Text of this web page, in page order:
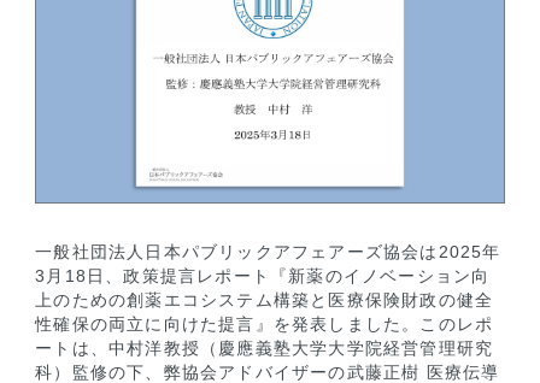
一般社団法人日本パブリックアフェアーズ協会は2025年
3月18日、政策提言レポート『新薬のイノベーション向
上のための創薬エコシステム構築と医療保険財政の健全
性確保の両立に向けた提言』を発表しました。このレポ
ートは、中村洋教授（慶應義塾大学大学院経営管理研究
科）監修の下、 弊協会アドバイザーの武藤正樹 医療伝導